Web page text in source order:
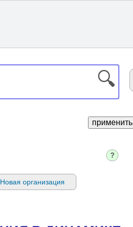
🔍
применить
?
Новая организация